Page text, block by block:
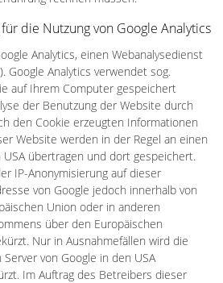
die Nutzung von Google Analytics
Analytics, einen Webanalysedienst
Google Analytics verwendet sog.
auf Ihrem Computer gespeichert
der Benutzung der Website durch
den Cookie erzeugten Informationen
Website werden in der Regel an einen
USA übertragen und dort gespeichert.
IP-Anonymisierung auf dieser
von Google jedoch innerhalb von
Union oder in anderen
über den Europäischen
Nur in Ausnahmefällen wird die
von Google in den USA
Im Auftrag des Betreibers dieser